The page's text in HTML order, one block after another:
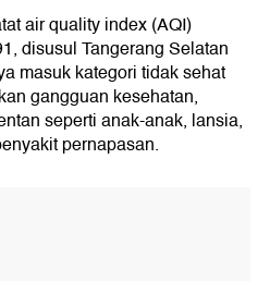
air quality index (AQI)
disusul Tangerang Selatan
masuk kategori tidak sehat
gangguan kesehatan,
seperti anak-anak, lansia,
pernapasan.